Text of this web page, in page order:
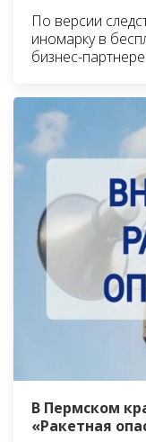
По версии
иномарку в
бизнес-партнере
В Пермском
«Ракетная